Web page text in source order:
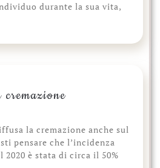
durante la sua vita,
cremazione
la cremazione anche sul
pensare che l’incidenza
2020 è stata di circa il 50%